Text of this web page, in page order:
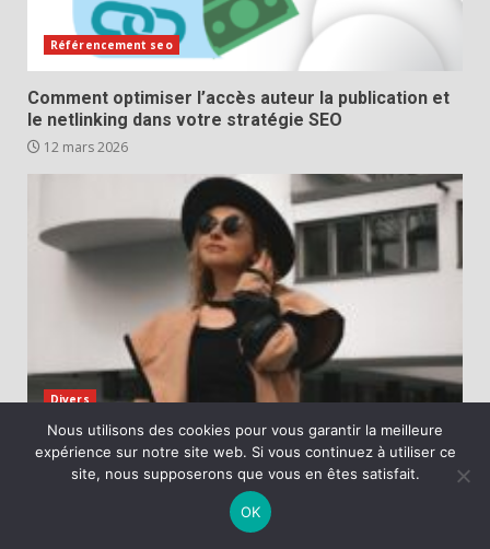
Référencement seo
Comment optimiser l’accès auteur la publication et
le netlinking dans votre stratégie SEO
12 mars 2026
Divers
Décrypter les tendances qui façonnent la société
française
Nous utilisons des cookies pour vous garantir la meilleure
expérience sur notre site web. Si vous continuez à utiliser ce
site, nous supposerons que vous en êtes satisfait.
OK